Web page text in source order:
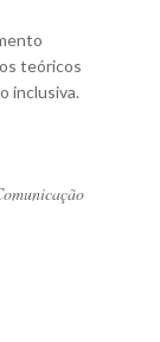
teóricos
inclusiva.